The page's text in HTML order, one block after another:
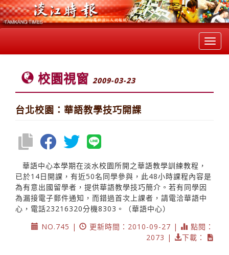
校園視窗 2009-03-23
台北校園：華語教學技巧開課
華語中心本學期在淡水校園所開之華語教學訓練教程，
已於14日開課，有近50名同學參與，此48小時課程內容是
為有意出國留學者，提供華語教學技巧簡介。若有同學因
為漏接電子郵件通知，而錯過首次上課者，請電洽華語中
心，電話23216320分機8303。（華語中心）
NO.745 |
更新時間：2010-09-27 |
點閱：
2073 |
下載：